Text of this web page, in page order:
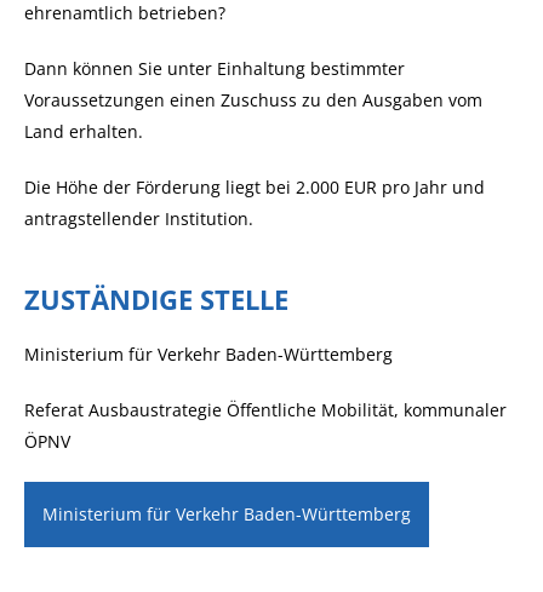
ehrenamtlich betrieben?
Dann können Sie unter Einhaltung bestimmter
Voraussetzungen einen Zuschuss zu den Ausgaben vom
Land erhalten.
Die Höhe der Förderung liegt bei 2.000 EUR pro Jahr und
antragstellender Institution.
ZUSTÄNDIGE STELLE
Ministerium für Verkehr Baden-Württemberg
Referat Ausbaustrategie Öffentliche Mobilität, kommunaler
ÖPNV
Ministerium für Verkehr Baden-Württemberg